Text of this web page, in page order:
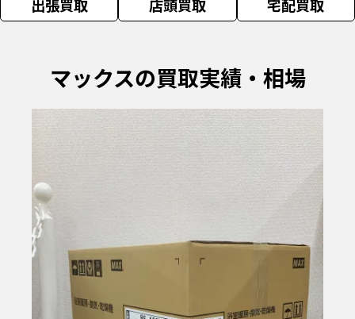
出張買取 店頭買取 宅配買取
マックスの買取実績・相場